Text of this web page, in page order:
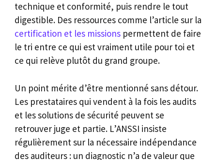
technique et conformité, puis rendre le tout
digestible. Des ressources comme l’article sur la
certification et les missions permettent de faire
le tri entre ce qui est vraiment utile pour toi et
ce qui relève plutôt du grand groupe.
Un point mérite d’être mentionné sans détour.
Les prestataires qui vendent à la fois les audits
et les solutions de sécurité peuvent se
retrouver juge et partie. L’ANSSI insiste
régulièrement sur la nécessaire indépendance
des auditeurs : un diagnostic n’a de valeur que